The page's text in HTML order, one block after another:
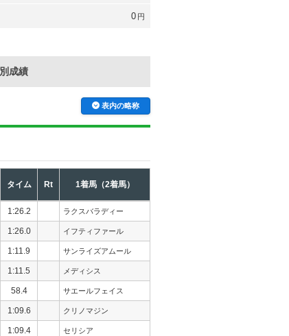
0 円
成績
表内の略称
タイム Rt 1着馬（2着馬）
1:26.2 ラクスバラディー
1:26.0 イフティファール
1:11.9 サンライズアムール
1:11.5 メディシス
58.4 サエールフェイス
1:09.6 クリノマジン
1:09.4 セリシア